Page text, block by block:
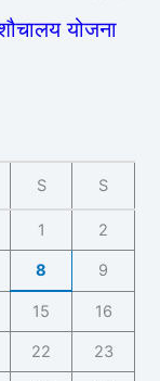
योजना
S S
1 2
8 9
15 16
22 23